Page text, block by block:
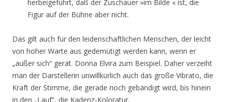
herbeigeführt, daß der Zuschauer »im Bilde « ist, die
Figur auf der Bühne aber nicht.
Das gilt auch für den leidenschaftlichen Menschen, der leicht
von hoher Warte aus gedemütigt werden kann, wenn er
„außer sich“ gerät. Donna Elvira zum Beispiel. Daher verzeiht
man der Darstellerin unwillkürlich auch das große Vibrato, die
Kraft der Stimme, die gerade noch gebändigt wird, bis hinein
in den „Lauf“, die Kadenz-Koloratur.